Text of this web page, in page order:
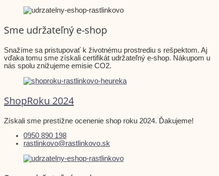
Sme udržateľný e-shop
Snažíme sa pristupovať k životnému prostrediu s rešpektom. Aj
vďaka tomu sme získali certifikát udržateľný e-shop. Nákupom u
nás spolu znižujeme emisie CO2.
ShopRoku 2024
Získali sme prestížne ocenenie shop roku 2024. Ďakujeme!
0950 890 198
rastlinkovo@rastlinkovo.sk